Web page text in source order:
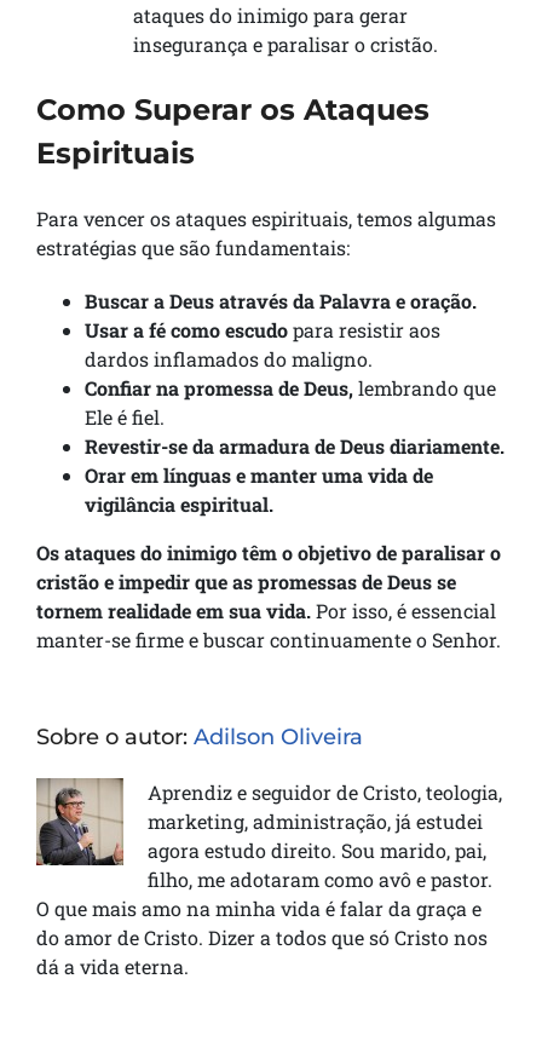
ataques do inimigo para gerar
insegurança e paralisar o cristão.
Como Superar os Ataques
Espirituais
Para vencer os ataques espirituais, temos algumas
estratégias que são fundamentais:
Buscar a Deus através da Palavra e oração.
Usar a fé como escudopara resistir aos
dardos inflamados do maligno.
Confiar na promessa de Deus,lembrando que
Ele é fiel.
Revestir-se da armadura de Deus diariamente.
Orar em línguas e manter uma vida de
vigilância espiritual.
Os ataques do inimigo têm o objetivo de paralisar o
cristão e impedir que as promessas de Deus se
tornem realidade em sua vida.Por isso, é essencial
manter-se firme e buscar continuamente o Senhor.
Sobre o autor: Adilson Oliveira
Aprendiz e seguidor de Cristo, teologia,
marketing, administração, já estudei
agora estudo direito. Sou marido, pai,
filho, me adotaram como avô e pastor.
O que mais amo na minha vida é falar da graça e
do amor de Cristo. Dizer a todos que só Cristo nos
dá a vida eterna.